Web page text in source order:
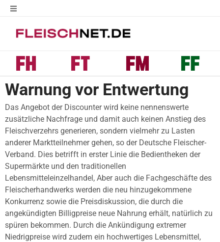
Warnung vor Entwertung
Das Angebot der Discounter wird keine nennenswerte
zusätzliche Nachfrage und damit auch keinen Anstieg des
Fleischverzehrs generieren, sondern vielmehr zu Lasten
anderer Marktteilnehmer gehen, so der Deutsche Fleischer-
Verband. Dies betrifft in erster Linie die Bedientheken der
Supermärkte und den traditionellen
Lebensmitteleinzelhandel, Aber auch die Fachgeschäfte des
Fleischerhandwerks werden die neu hinzugekommene
Konkurrenz sowie die Preisdiskussion, die durch die
angekündigten Billigpreise neue Nahrung erhält, natürlich zu
spüren bekommen. Durch die Ankündigung extremer
Niedrigpreise wird zudem ein hochwertiges Lebensmittel,